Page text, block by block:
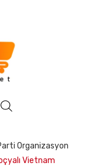
Organizasyon
Vietnam